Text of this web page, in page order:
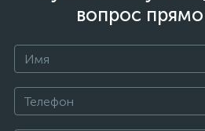
вопрос